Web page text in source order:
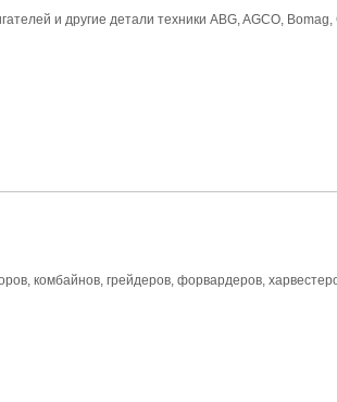
и другие детали техники ABG, AGCO,
комбайнов, грейдеров, форвардеров,